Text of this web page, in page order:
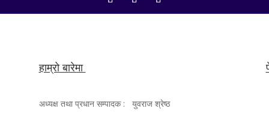
हाम्रो बारेमा
अध्यक्ष तथा प्रधान सम्पादक : युवराज श्रेष्ठ